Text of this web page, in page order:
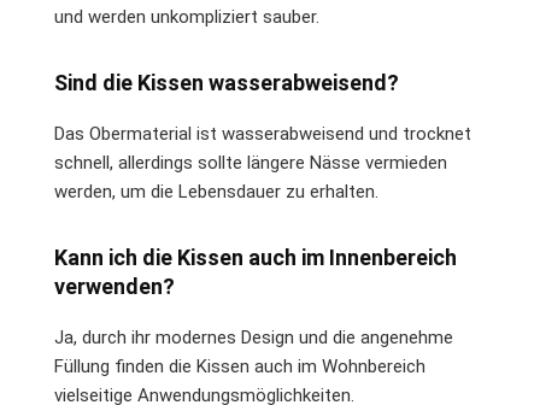
und werden unkompliziert sauber.
Sind die Kissen wasserabweisend?
Das Obermaterial ist wasserabweisend und trocknet
schnell, allerdings sollte längere Nässe vermieden
werden, um die Lebensdauer zu erhalten.
Kann ich die Kissen auch im Innenbereich
verwenden?
Ja, durch ihr modernes Design und die angenehme
Füllung finden die Kissen auch im Wohnbereich
vielseitige Anwendungsmöglichkeiten.